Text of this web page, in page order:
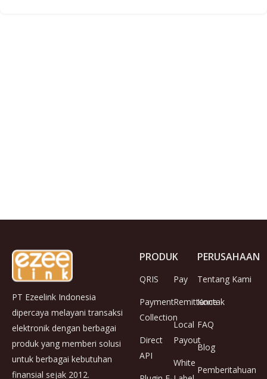
PT Ezeelink Indonesia
dipercaya melayani transaksi
elektronik dengan berbagai
produk yang memberi solusi
untuk berbagai kebutuhan
finansial sejak 2012.
PRODUK
QRIS
Payment
Collection
Direct
API
Pay
Remittance
Local
Payout
White
PERUSAHAAN
Tentang Kami
Kontak
FAQ
Blog
Pemberitahuan